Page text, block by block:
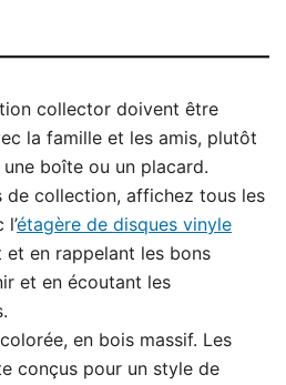
collector doivent être
la famille et les amis, plutôt
une boîte ou un placard.
de collection, affichez tous les
étagère de disques vinyle
et en rappelant les bons
et en écoutant les
en bois massif. Les
conçus pour un style de